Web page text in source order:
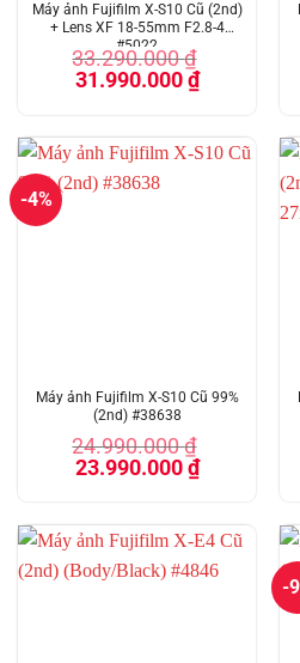
Máy ảnh Fujifilm X-S10 Cũ (2nd)
+ Lens XF 18-55mm F2.8-4
#5022
33.290.000₫
Giá
gốc
31.990.000₫Giá
hiện
31.990.000
-4%
Máy ảnh Fujifilm X-S10 Cũ 99%
(2nd) #38638
24.990.000₫
Giá
gốc
23.990.000₫Giá
hiện
23.990.000
-